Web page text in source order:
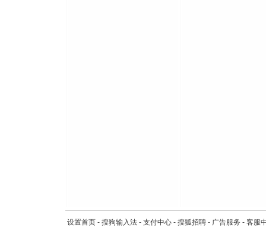
设置首页 - 搜狗输入法 - 支付中心 - 搜狐招聘 - 广告服务 - 客服